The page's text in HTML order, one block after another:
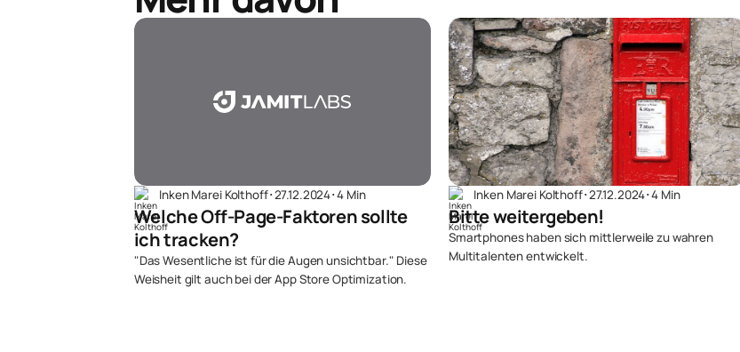
Inken Marei Kolthoff･27.12.2024･4 Min
Welche Off-Page-Faktoren sollte
ich tracken?
"Das Wesentliche ist für die Augen unsichtbar." Diese
Weisheit gilt auch bei der App Store Optimization.
Inken Marei Kolthoff･27.12.2024･4 Min
Bitte weitergeben!
Smartphones haben sich mittlerweile zu wahren
Multitalenten entwickelt.